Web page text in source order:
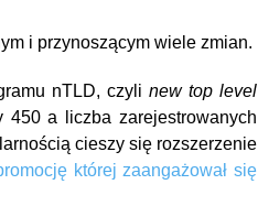
i przynoszącym wiele zmian.
nTLD, czyli new top level
450 a liczba zarejestrowanych
cieszy się rozszerzenie
której zaangażował się